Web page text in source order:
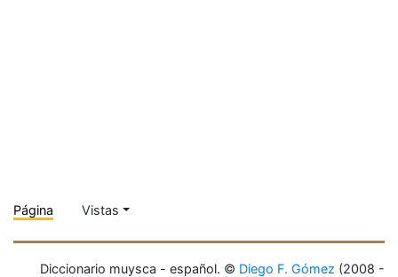
Página Vistas
Diccionario muysca - español. © Diego F. Gómez (2008 -